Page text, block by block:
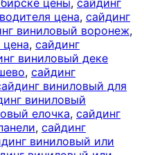
цена, сайдинг
виниловый воронеж,
, сайдинг
виниловый деке
, сайдинг
виниловый для
виниловый
елочка, сайдинг
, сайдинг
виниловый или